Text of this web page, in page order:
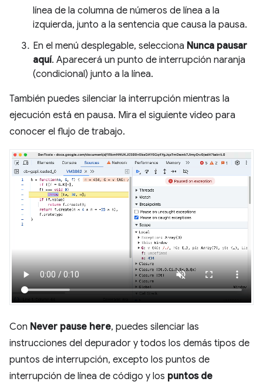
línea de la columna de números de línea a la
izquierda, junto a la sentencia que causa la pausa.
En el menú desplegable, selecciona Nunca pausar
aquí. Aparecerá un punto de interrupción naranja
(condicional) junto a la línea.
También puedes silenciar la interrupción mientras la
ejecución está en pausa. Mira el siguiente video para
conocer el flujo de trabajo.
Con Never pause here, puedes silenciar las
instrucciones del depurador y todos los demás tipos de
puntos de interrupción, excepto los puntos de
interrupción de línea de código y los puntos de